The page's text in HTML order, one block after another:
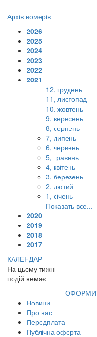
Архiв номерiв
2026
2025
2024
2023
2022
2021
12, грудень
11, листопад
10, жовтень
9, вересень
8, серпень
7, липень
6, червень
5, травень
4, квітень
3, березень
2, лютий
1, січень
Показать все...
2020
2019
2018
2017
КАЛЕНДАР
На цьому тижні
подій немає
Новини
Про нас
Передплата
Публiчна оферта